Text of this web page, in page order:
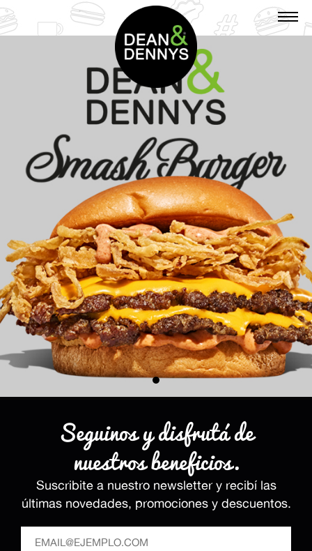
Seguinos y disfrutá de
nuestros beneficios.
Suscribite a nuestro newsletter y recibí las
últimas novedades, promociones y descuentos.